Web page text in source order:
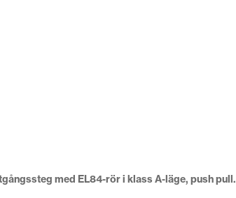
med EL84-rör i klass A-läge, push pull.